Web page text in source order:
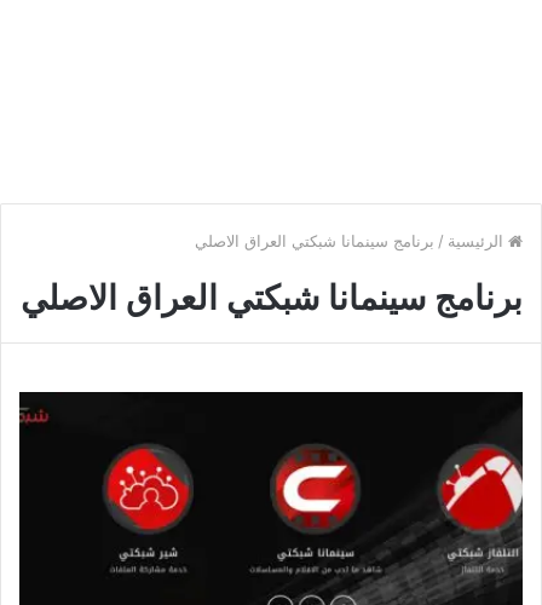
الرئيسية / برنامج سينمانا شبكتي العراق الاصلي
برنامج سينمانا شبكتي العراق الاصلي